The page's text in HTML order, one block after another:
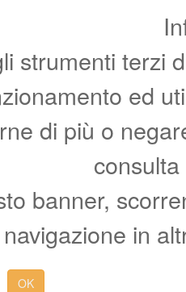
strumenti terzi
ed
di più o
banner,
in
OK